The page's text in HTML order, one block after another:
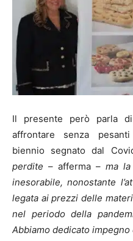
Il presente però parla di
affrontare senza
biennio segnato dal
perdite – afferma – ma
inesorabile, nonostante
legata ai prezzi delle
nel periodo della
Abbiamo dedicato